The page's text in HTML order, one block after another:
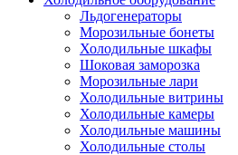
Льдогенераторы
Морозильные бонеты
Холодильные шкафы
Шоковая заморозка
Морозильные лари
Холодильные витрины
Холодильные камеры
Холодильные машины
Холодильные столы